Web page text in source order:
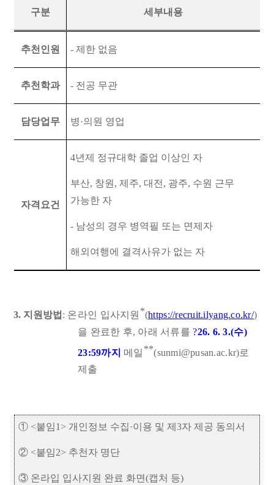
구분 세부내용
추천인원 - 제한 없음
추천학과 - 전공 무관
담당업무 병 ·의원 영업
자격요건
4년제 정규대학 졸업 이상인 자
부산, 창원 , 제주, 대전 , 광주, 수원 근무
가능한 자
- 남성의 경우 병역필 또는 면제자
해외여행에 결격사유가 없는 자
3. 지원방법 : 온라인 입사지원 *(https://recruit.ilyang.co.kr/)
을 완료한 후, 아래 서류를?26. 6. 3.(수)
23:59까지 메일 **(sunmi@pusan.ac.kr)로
제출
① <붙임1> 개인정보 수집 ·이용 및 제 3자 제공 동의서
② <붙임2> 추천자 명단
③ 온라입 입사지원 완료 화면(캡처 등)